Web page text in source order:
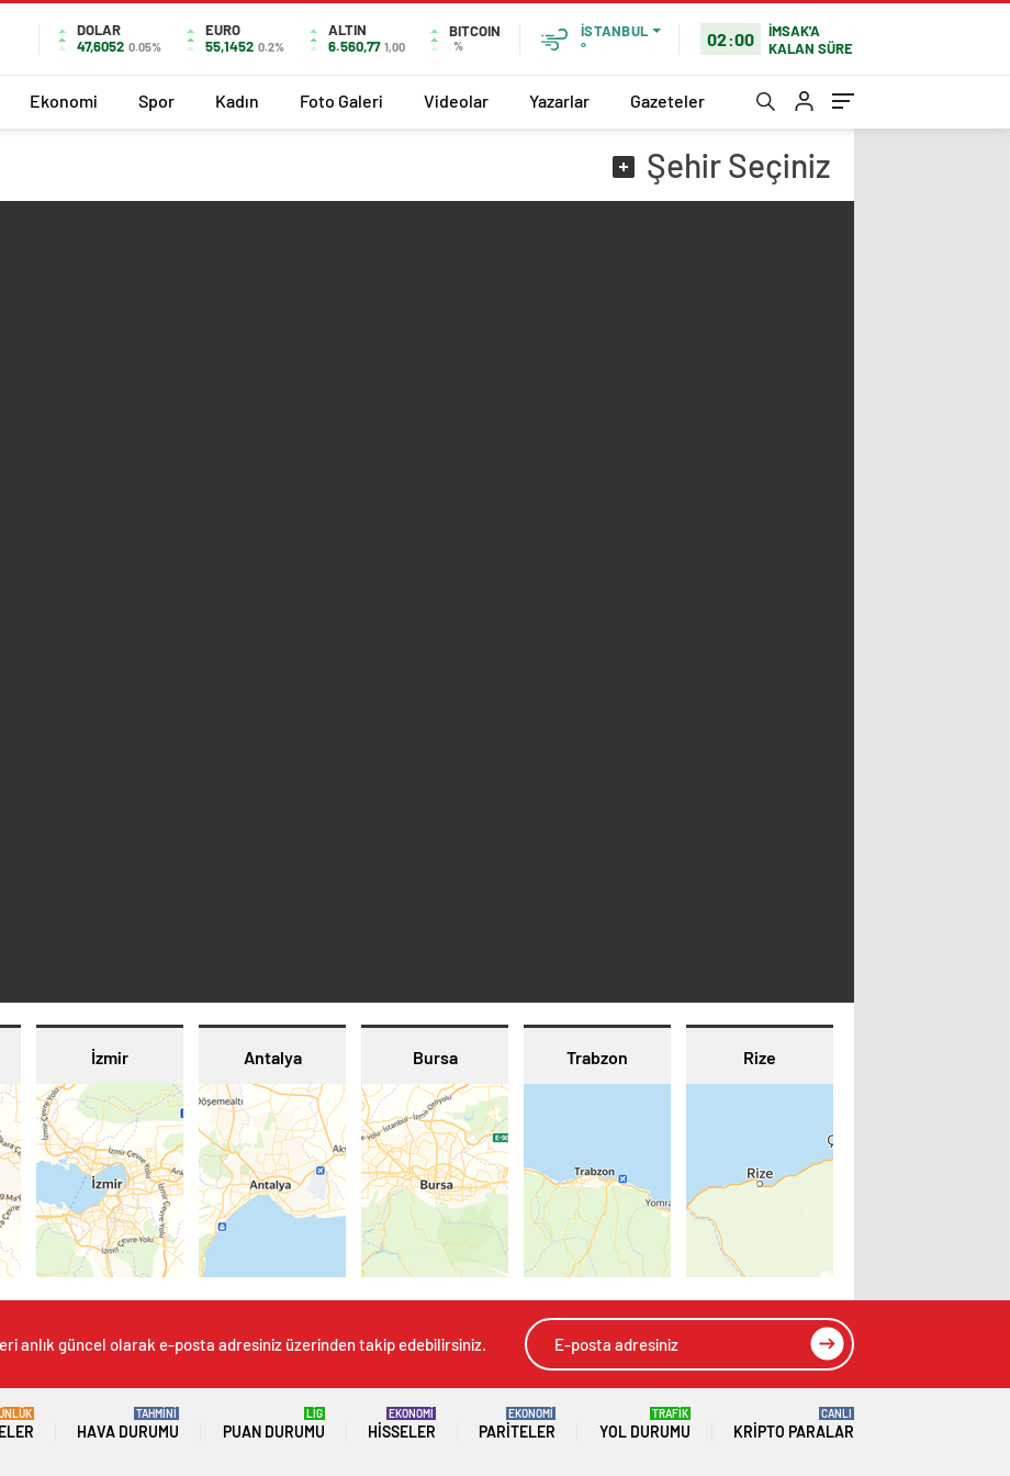
DOLAR
47,6052 0.05%
EURO
55,1452 0.2%
ALTIN
6.560,77 1,00
BITCOIN
%
İSTANBUL
°
02:00
İMSAK'A
KALAN SÜRE
Ekonomi Spor Kadın Foto Galeri Videolar Yazarlar Gazeteler
ŞehirSeçiniz
İzmir Antalya Bursa Trabzon Rize
anlık güncel olarak e-posta adresiniz üzerinden takip edebilirsiniz.
HAVA DURUMU
TAHMİNİ
PUAN DURUMU
LİG
HISSELER
EKONOMİ
PARITELER
EKONOMİ
YOL DURUMU
TRAFİK
KRIPTO PARALAR
CANLI